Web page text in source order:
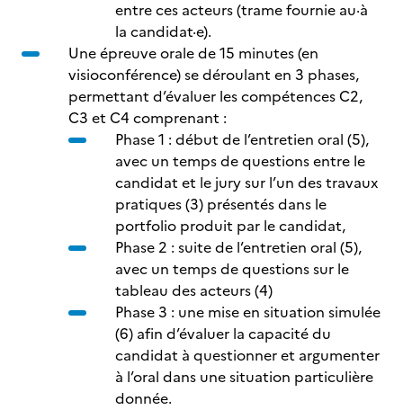
entre ces acteurs (trame fournie au·à
la candidat·e).
Une épreuve orale de 15 minutes (en
visioconférence) se déroulant en 3 phases,
permettant d’évaluer les compétences C2,
C3 et C4 comprenant :
Phase 1 : début de l’entretien oral (5),
avec un temps de questions entre le
candidat et le jury sur l’un des travaux
pratiques (3) présentés dans le
portfolio produit par le candidat,
Phase 2 : suite de l’entretien oral (5),
avec un temps de questions sur le
tableau des acteurs (4)
Phase 3 : une mise en situation simulée
(6) afin d’évaluer la capacité du
candidat à questionner et argumenter
à l’oral dans une situation particulière
donnée.